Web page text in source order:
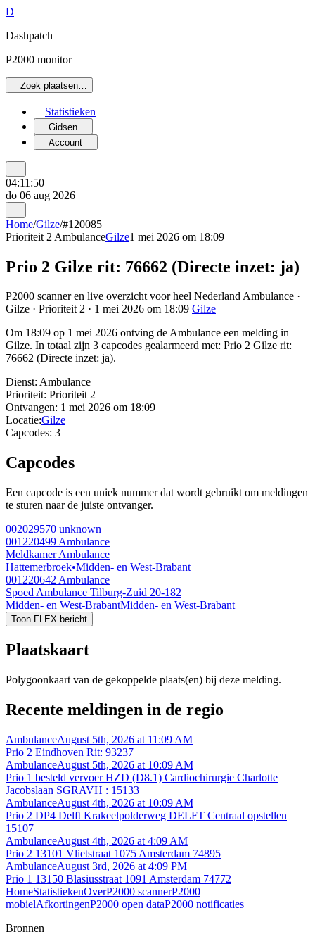
D
Dashpatch
P2000 monitor
Zoek plaatsen…
Statistieken
Gidsen
Account
04:11:50
do 06 aug 2026
Home/Gilze/#120085
Prioriteit 2 AmbulanceGilze1 mei 2026 om 18:09
Prio 2 Gilze rit: 76662 (Directe inzet: ja)
P2000 scanner en live overzicht voor heel Nederland Ambulance ·
Gilze · Prioriteit 2 · 1 mei 2026 om 18:09 Gilze
Om 18:09 op 1 mei 2026 ontving de Ambulance een melding in
Gilze. In totaal zijn 3 capcodes gealarmeerd met: Prio 2 Gilze rit:
76662 (Directe inzet: ja).
Dienst: Ambulance
Prioriteit: Prioriteit 2
Ontvangen: 1 mei 2026 om 18:09
Locatie:Gilze
Capcodes: 3
Capcodes
Een capcode is een uniek nummer dat wordt gebruikt om meldingen
te sturen naar de juiste ontvanger.
002029570 unknown
001220499 Ambulance
Meldkamer Ambulance
Hattemerbroek•Midden- en West-Brabant
001220642 Ambulance
Spoed Ambulance Tilburg-Zuid 20-182
Midden- en West-BrabantMidden- en West-Brabant
Toon FLEX bericht
Plaatskaart
Polygoonkaart van de gekoppelde plaats(en) bij deze melding.
Recente meldingen in de regio
AmbulanceAugust 5th, 2026 at 11:09 AM
Prio 2 Eindhoven Rit: 93237
AmbulanceAugust 5th, 2026 at 10:09 AM
Prio 1 besteld vervoer HZD (D8.1) Cardiochirurgie Charlotte
Jacobslaan SGRAVH : 15133
AmbulanceAugust 4th, 2026 at 10:09 AM
Prio 2 DP4 Delft Krakeelpolderweg DELFT Centraal opstellen
15107
AmbulanceAugust 4th, 2026 at 4:09 AM
Prio 2 13101 Vlietstraat 1075 Amsterdam 74895
AmbulanceAugust 3rd, 2026 at 4:09 PM
Prio 1 13150 Blasiusstraat 1091 Amsterdam 74772
HomeStatistiekenOverP2000 scannerP2000
mobielAfkortingenP2000 open dataP2000 notificaties
Bronnen